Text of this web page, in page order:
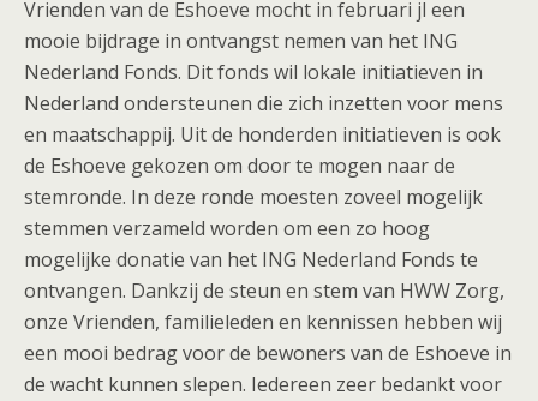
Vrienden van de Eshoeve mocht in februari jl een
mooie bijdrage in ontvangst nemen van het ING
Nederland Fonds. Dit fonds wil lokale initiatieven in
Nederland ondersteunen die zich inzetten voor mens
en maatschappij. Uit de honderden initiatieven is ook
de Eshoeve gekozen om door te mogen naar de
stemronde. In deze ronde moesten zoveel mogelijk
stemmen verzameld worden om een zo hoog
mogelijke donatie van het ING Nederland Fonds te
ontvangen. Dankzij de steun en stem van HWW Zorg,
onze Vrienden, familieleden en kennissen hebben wij
een mooi bedrag voor de bewoners van de Eshoeve in
de wacht kunnen slepen. Iedereen zeer bedankt voor